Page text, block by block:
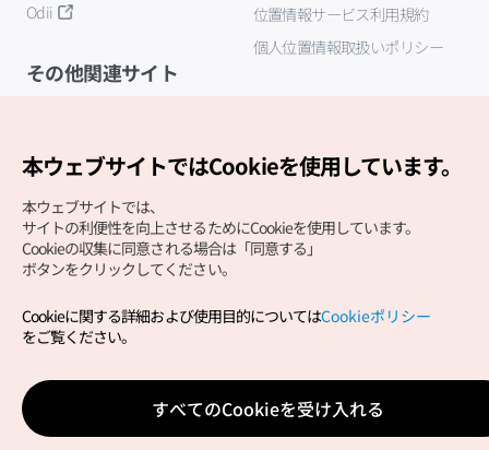
Odii
位置情報サービス利用規約
個人位置情報取扱いポリシー
その他関連サイト
Copyright (c) Korea Tourism Organization All Rights
サイトエラー報告公式メール
japanese@knto.or.kr
本ウェブサイトではCookieを使用しています。
本ウェブサイトでは、
サイトの利便性を向上させるためにCookieを使用しています。
Cookieの収集に同意される場合は「同意する」
ボタンをクリックしてください。
Cookieに関する詳細および使用目的についてはCookieポリシー
をご覧ください。
すべてのCookieを受け入れる